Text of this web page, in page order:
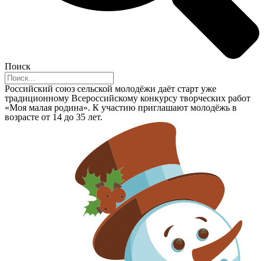
Поиск
Российский союз сельской молодёжи даёт старт уже
традиционному Всероссийскому конкурсу творческих работ
«Моя малая родина». К участию приглашают молодёжь в
возрасте от 14 до 35 лет.